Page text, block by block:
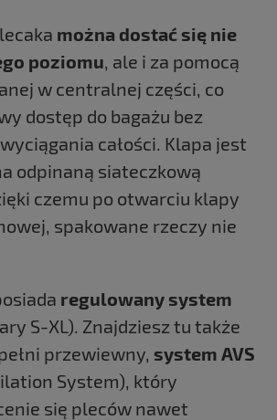
można dostać się nie
poziomu , ale i za pomocą
w centralnej części, co
dostęp do bagażu bez
całości. Klapa jest
odpinaną siateczkową
czemu po otwarciu klapy
spakowane rzeczy nie
regulowany system
S-XL). Znajdziesz tu także
przewiewny, system AVS
System), który
się pleców nawet